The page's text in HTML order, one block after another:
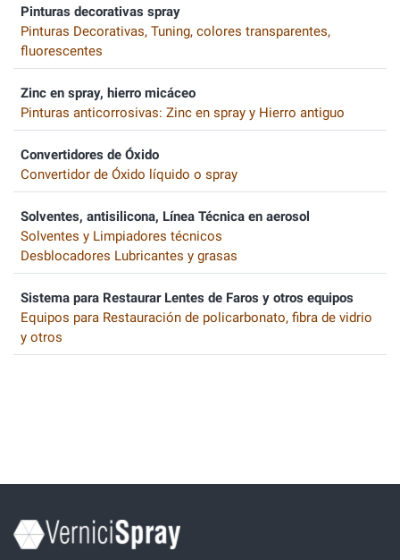
Pinturas decorativas spray
Pinturas Decorativas, Tuning, colores transparentes,
fluorescentes
Zinc en spray, hierro micáceo
Pinturas anticorrosivas: Zinc en spray y Hierro antiguo
Convertidores de Óxido
Convertidor de Óxido líquido o spray
Solventes, antisilicona, Línea Técnica en aerosol
Solventes y Limpiadores técnicos
Desblocadores Lubricantes y grasas
Sistema para Restaurar Lentes de Faros y otros equipos
Equipos para Restauración de policarbonato, fibra de vidrio
y otros